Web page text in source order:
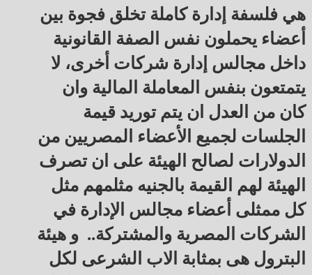
هي فلسفة إدارة كاملة تخلق فجوة بين
أعضاء يحملون نفس الصفة القانونية
داخل مجالس إدارة شركات أخرى، لا
يتمتعون بنفس المعاملة المالية وان
كان من العدل ان يتم توريد قيمة
الجلسات لجميع الأعضاء المصريين من
الدولارات لصالح الهيئة على ان تصرف
الهيئة لهم القيمة بالجنيه مثلمهم مثل
كل ممثلى أعضاء مجالس الإدارة في
الشركات المصرية والمشتركة.. و هيئة
البترول هى بمثابة الاب الشرعى لكل